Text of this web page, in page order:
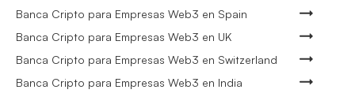
Banca Cripto para Empresas Web3 en Spain
Banca Cripto para Empresas Web3 en UK
Banca Cripto para Empresas Web3 en Switzerland
Banca Cripto para Empresas Web3 en India